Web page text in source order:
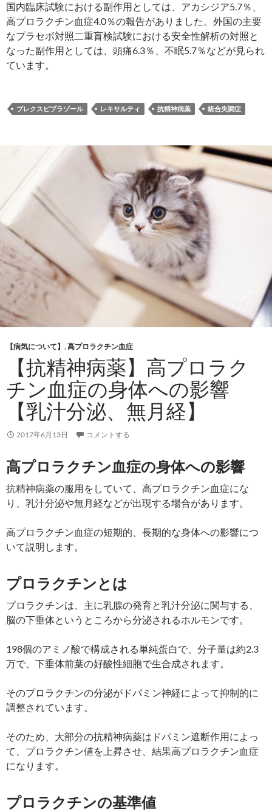
国内臨床試験における副作用としては、アカシジア5.7％、
高プロラクチン血症4.0％の報告がありました。外国の主要
なプラセボ対照二重盲検試験における安全性解析の対照と
なった副作用としては、頭痛6.3％、不眠5.7％などが見られ
ています。
ブレクスピプラゾール レキサルティ 抗精神病薬 統合失調症
【病気について】 ,高プロラクチン血症
【抗精神病薬】高プロラク
チン血症の身体への影響
【乳汁分泌、無月経】
2017年6月13日 コメントする
高プロラクチン血症の身体への影響
抗精神病薬の服用をしていて、高プロラクチン血症にな
り、乳汁分泌や無月経などが出現する場合があります。
高プロラクチン血症の短期的、長期的な身体への影響につ
いて説明します。
プロラクチンとは
プロラクチンは、主に乳腺の発育と乳汁分泌に関与する、
脳の下垂体というところから分泌されるホルモンです。
198個のアミノ酸で構成される単純蛋白で、分子量は約2.3
万で、下垂体前葉の好酸性細胞で生合成されます。
そのプロラクチンの分泌がドパミン神経によって抑制的に
調整されています。
そのため、大部分の抗精神病薬はドパミン遮断作用によっ
て、プロラクチン値を上昇させ、結果高プロラクチン血症
になります。
プロラクチンの基準値